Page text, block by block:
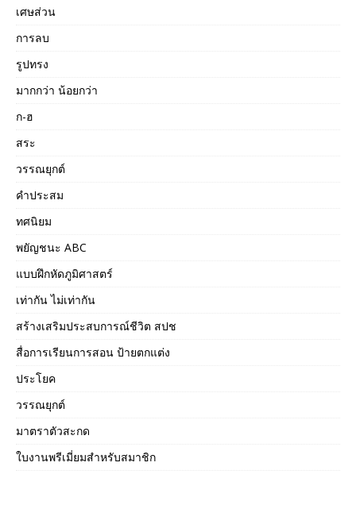
เศษส่วน
การลบ
รูปทรง
มากกว่า น้อยกว่า
ก-ฮ
สระ
วรรณยุกต์
คำประสม
ทศนิยม
พยัญชนะ ABC
แบบฝึกหัดภูมิศาสตร์
เท่ากัน ไม่เท่ากัน
สร้างเสริมประสบการณ์ชีวิต สปช
สื่อการเรียนการสอน ป้ายตกแต่ง
ประโยค
วรรณยุกต์
มาตราตัวสะกด
ใบงานพรีเมี่ยมสำหรับสมาชิก